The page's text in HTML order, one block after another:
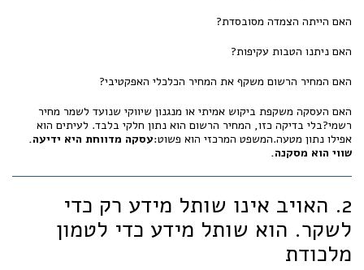
האם הייתה הצמדה מסובסדת?
האם ניתנו הטבות עקיפות?
האם המחיר הרשום משקף את המחיר הכלכלי האפקטיבי?
האם העסקה משקפת ביקוש אמיתי או מנגנון שיווקי שנועד לשמר מחיר
רשמי?בלי בדיקה כזו, המחיר הרשום הוא נתון חלקי בלבד. לעיתים הוא
אפילו נתון מטעה.המשפט המרכזי הוא פשוט:עסקה מדווחת היא ידיעה.
שווי הוא מסקנה.
2. האויב אינו שותל מידע רק כדי
לשקר. הוא שותל מידע כדי לטמון
מלכודת